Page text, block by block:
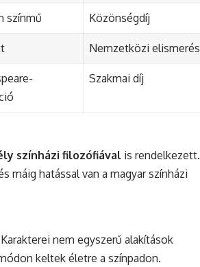
színmű Közönségdíj
Nemzetközi elismerés
Szakmai díj
színházi filozófiával is rendelkezett.
máig hatással van a magyar színházi
nem egyszerű alakítások
keltek életre a színpadon.